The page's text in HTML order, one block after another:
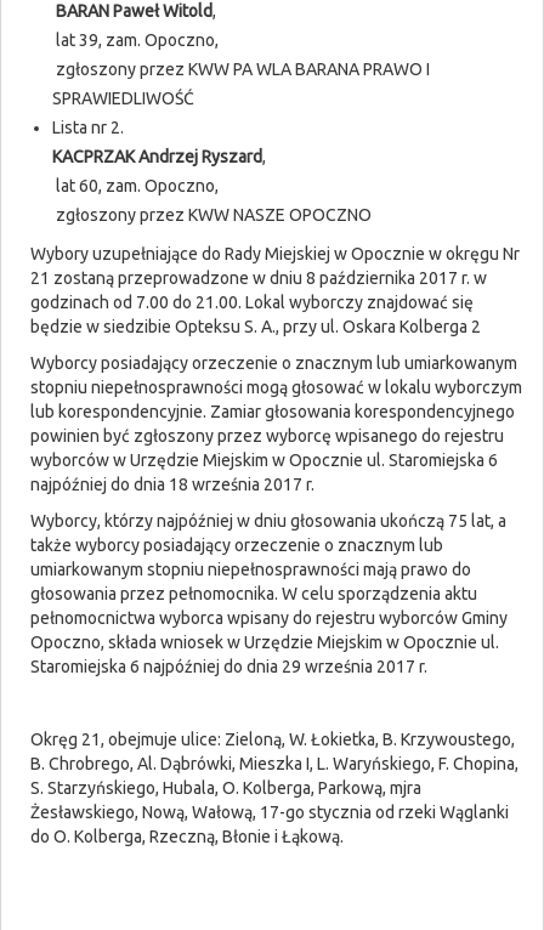
BARAN Paweł Witold,
lat 39, zam. Opoczno,
zgłoszony przez KWW PA WLA BARANA PRAWO I
SPRAWIEDLIWOŚĆ
Lista nr 2.
KACPRZAK Andrzej Ryszard,
lat 60, zam. Opoczno,
zgłoszony przez KWW NASZE OPOCZNO
Wybory uzupełniające do Rady Miejskiej w Opocznie w okręgu Nr
21 zostaną przeprowadzone w dniu 8 października 2017 r. w
godzinach od 7.00 do 21.00. Lokal wyborczy znajdować się
będzie w siedzibie Opteksu S. A., przy ul. Oskara Kolberga 2
Wyborcy posiadający orzeczenie o znacznym lub umiarkowanym
stopniu niepełnosprawności mogą głosować w lokalu wyborczym
lub korespondencyjnie. Zamiar głosowania korespondencyjnego
powinien być zgłoszony przez wyborcę wpisanego do rejestru
wyborców w Urzędzie Miejskim w Opocznie ul. Staromiejska 6
najpóźniej do dnia 18 września 2017 r.
Wyborcy, którzy najpóźniej w dniu głosowania ukończą 75 lat, a
także wyborcy posiadający orzeczenie o znacznym lub
umiarkowanym stopniu niepełnosprawności mają prawo do
głosowania przez pełnomocnika. W celu sporządzenia aktu
pełnomocnictwa wyborca wpisany do rejestru wyborców Gminy
Opoczno, składa wniosek w Urzędzie Miejskim w Opocznie ul.
Staromiejska 6 najpóźniej do dnia 29 września 2017 r.
Okręg 21, obejmuje ulice: Zieloną, W. Łokietka, B. Krzywoustego,
B. Chrobrego, Al. Dąbrówki, Mieszka I, L. Waryńskiego, F. Chopina,
S. Starzyńskiego, Hubala, O. Kolberga, Parkową, mjra
Żesławskiego, Nową, Wałową, 17-go stycznia od rzeki Wąglanki
do O. Kolberga, Rzeczną, Błonie i Łąkową.